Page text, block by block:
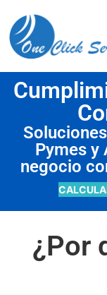
Pymes y
negocio
¿Por